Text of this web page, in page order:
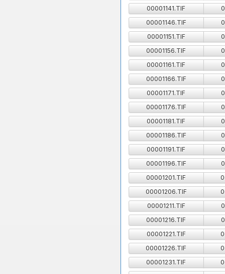
00001141.TIF
00001146.TIF
00001151.TIF
00001156.TIF
00001161.TIF
00001166.TIF
00001171.TIF
00001176.TIF
00001181.TIF
00001186.TIF
00001191.TIF
00001196.TIF
00001201.TIF
00001206.TIF
00001211.TIF
00001216.TIF
00001221.TIF
00001226.TIF
00001231.TIF